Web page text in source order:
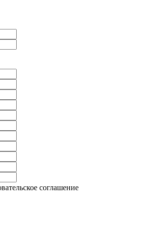
соглашение